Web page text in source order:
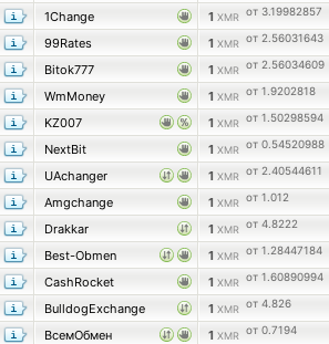
1Change
1 XMR от 3.19982857
99Rates
1 XMR от 2.56031643
Bitok777
1 XMR от 2.56034609
WmMoney
1 XMR от 1.9202818
KZ007
1 XMR от 1.50298594
NextBit
1 XMR от 0.54520988
UAchanger
1 XMR от 2.40544611
Amgchange
1 XMR от 1.012
Drakkar
1 XMR от 4.8222
Best-Obmen
1 XMR от 1.28447184
CashRocket
1 XMR от 1.60890994
BulldogExchange
1 XMR от 4.826
ВсемОбмен
1 XMR от 0.7194